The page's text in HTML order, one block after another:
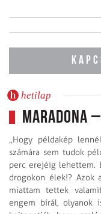
hetilap
Maradona
„Hogy példakép
számára sem tudok
perc erejéig lehettem.
drogokon élek!? Azok
miattam tettek
engem bírál, olyanok